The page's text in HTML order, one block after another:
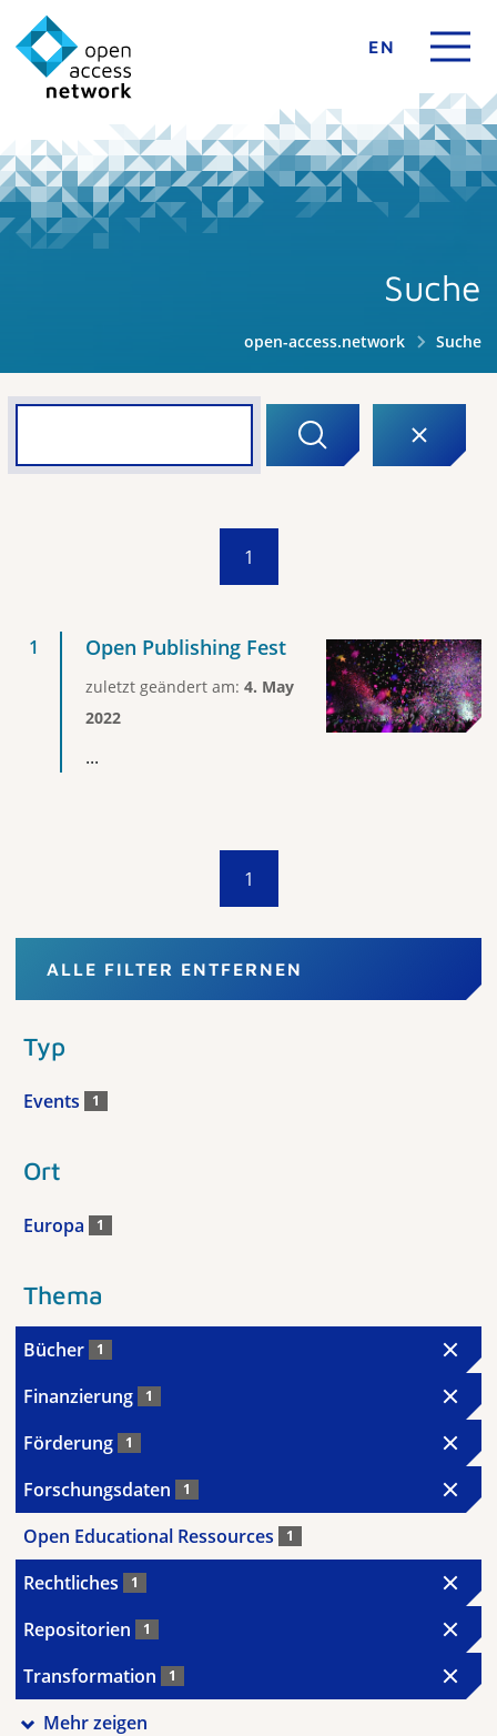
EN
Suche
open-access.network Suche
1
Open Publishing Fest
zuletzt geändert am: 4. May
2022
...
1
ALLE FILTER ENTFERNEN
Typ
Events 1
Ort
Europa 1
Thema
Bücher 1
Finanzierung 1
Förderung 1
Forschungsdaten 1
Open Educational Ressources 1
Rechtliches 1
Repositorien 1
Transformation 1
Mehr zeigen